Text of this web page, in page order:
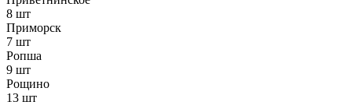
8 шт
Приморск
7 шт
Ропша
9 шт
Рощино
13 шт